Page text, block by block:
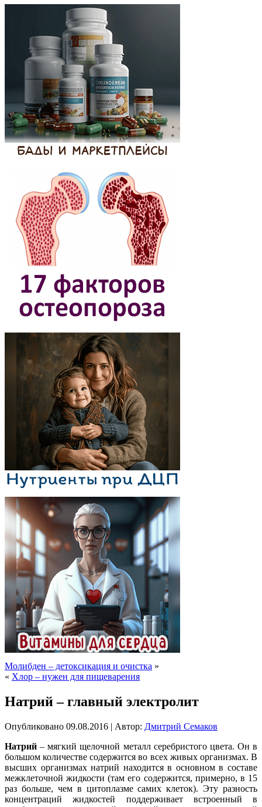
Молибден – детоксикация и очистка »
« Хлор – нужен для пищеварения
Натрий – главный электролит
Опубликовано 09.08.2016 | Автор: Дмитрий Семаков
Натрий – мягкий щелочной металл серебристого цвета. Он в
большом количестве содержится во всех живых организмах. В
высших организмах натрий находится в основном в составе
межклеточной жидкости (там его содержится, примерно, в 15
раз больше, чем в цитоплазме самих клеток). Эту разность
концентраций жидкостей поддерживает встроенный в